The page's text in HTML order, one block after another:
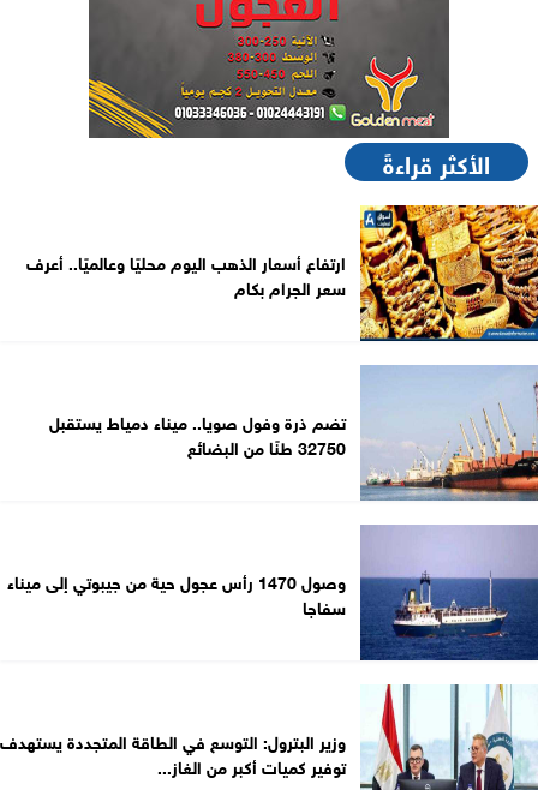
الأكثر قراءةً
ارتفاع أسعار الذهب اليوم محليًا وعالميًا.. أعرف
سعر الجرام بكام
تضم ذرة وفول صويا.. ميناء دمياط يستقبل
32750 طنًا من البضائع
وصول 1470 رأس عجول حية من جيبوتي إلى ميناء
سفاجا
وزير البترول: التوسع في الطاقة المتجددة يستهدف
توفير كميات أكبر من الغاز...